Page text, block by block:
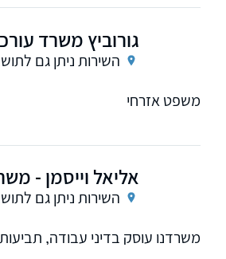
גורוביץ משרד
השירות ניתן גם
משפט אזרחי
אליאל וייסמן -
השירות ניתן גם
משרדנו עוסק בדיני עבודה,